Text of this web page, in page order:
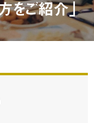
をご紹介」